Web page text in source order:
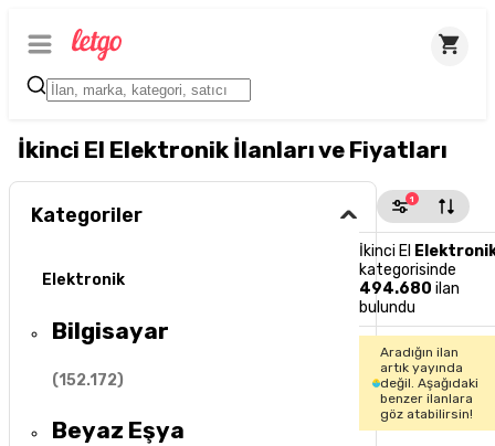
İkinci El Elektronik İlanları ve Fiyatları
Kategoriler
Elektronik
Bilgisayar
(152.172)
Beyaz Eşya
1
İkinci El
kategorisinde
494.680 ilan
bulundu
Aradığın ilan
artık yayında
değil. Aşağıdaki
benzer ilanlara
göz atabilirsin!